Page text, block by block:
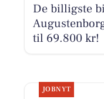
De billigste
til 69.800 kr!
JOBNYT